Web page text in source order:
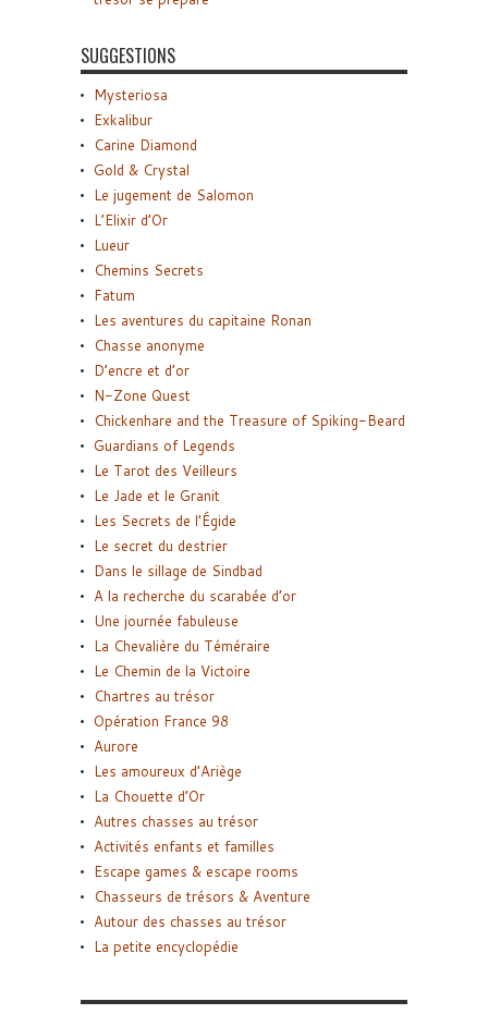
SUGGESTIONS
Mysteriosa
Exkalibur
Carine Diamond
Gold & Crystal
Le jugement de Salomon
L’Elixir d’Or
Lueur
Chemins Secrets
Fatum
Les aventures du capitaine Ronan
Chasse anonyme
D’encre et d’or
N-Zone Quest
Chickenhare and the Treasure of Spiking-Beard
Guardians of Legends
Le Tarot des Veilleurs
Le Jade et le Granit
Les Secrets de l’Égide
Le secret du destrier
Dans le sillage de Sindbad
A la recherche du scarabée d’or
Une journée fabuleuse
La Chevalière du Téméraire
Le Chemin de la Victoire
Chartres au trésor
Opération France 98
Aurore
Les amoureux d’Ariège
La Chouette d’Or
Autres chasses au trésor
Activités enfants et familles
Escape games & escape rooms
Chasseurs de trésors & Aventure
Autour des chasses au trésor
La petite encyclopédie